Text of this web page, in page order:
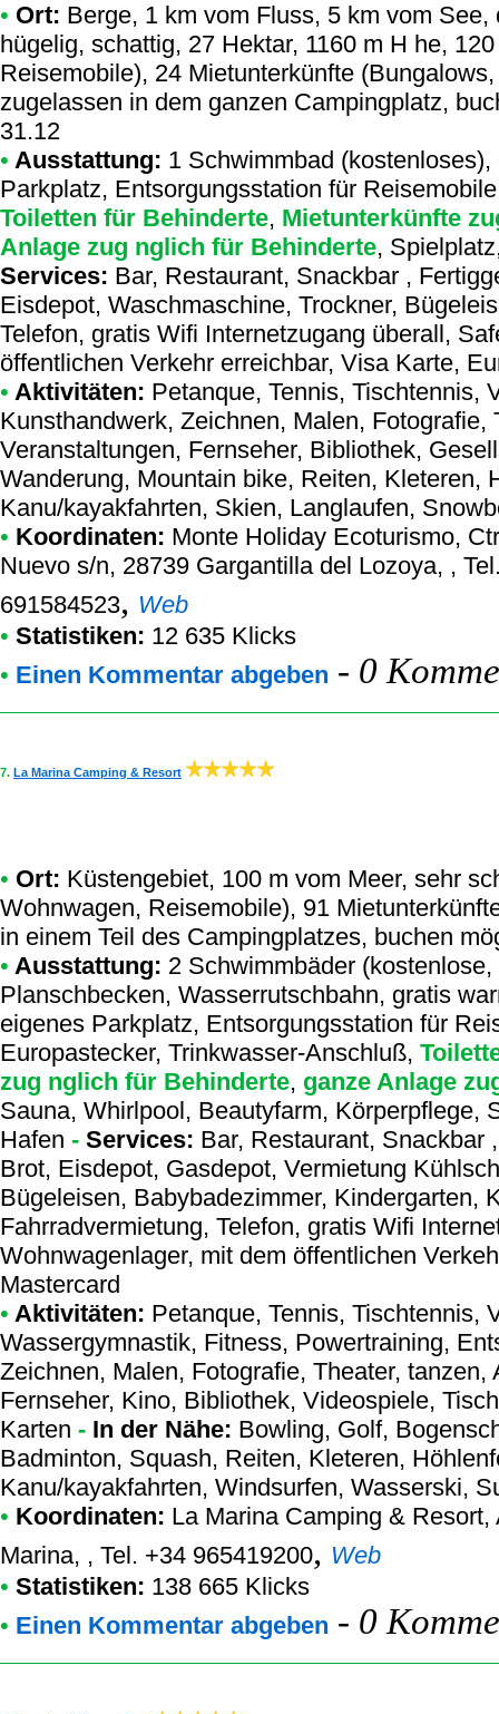
• Ort: Berge, 1 km vom Fluss, 5 km vom
hügelig, schattig, 27 Hektar, 1160 m H he,
Reisemobile), 24 Mietunterkünfte
zugelassen in dem ganzen Campingplatz,
31.12
• Ausstattung: 1 Schwimmbad
Parkplatz, Entsorgungsstation für
Toiletten für Behinderte, Mietunterkünfte
Anlage zug nglich für Behinderte,
Services: Bar, Restaurant, Snackbar ,
Eisdepot, Waschmaschine, Trockner,
Telefon, gratis Wifi Internetzugang überall,
öffentlichen Verkehr erreichbar, Visa Karte,
• Aktivitäten: Petanque, Tennis, Tischtennis,
Kunsthandwerk, Zeichnen, Malen, Fotografie,
Veranstaltungen, Fernseher, Bibliothek,
Wanderung, Mountain bike, Reiten, Kleteren,
Kanu/kayakfahrten, Skien, Langlaufen,
• Koordinaten: Monte Holiday Ecoturismo,
Nuevo s/n, 28739 Gargantilla del Lozoya, ,
691584523, Web
• Statistiken: 12 635 Klicks
• Einen Kommentar abgeben - 0
7. La Marina Camping & Resort
• Ort: Küstengebiet, 100 m vom Meer, sehr
Wohnwagen, Reisemobile), 91
in einem Teil des Campingplatzes, buchen
• Ausstattung: 2 Schwimmbäder
Planschbecken, Wasserrutschbahn, gratis
eigenes Parkplatz, Entsorgungsstation für
Europastecker, Trinkwasser-Anschluß,
zug nglich für Behinderte, ganze Anlage
Sauna, Whirlpool, Beautyfarm, Körperpflege,
Hafen - Services: Bar, Restaurant, Snackbar
Brot, Eisdepot, Gasdepot, Vermietung
Bügeleisen, Babybadezimmer, Kindergarten,
Fahrradvermietung, Telefon, gratis Wifi
Wohnwagenlager, mit dem öffentlichen
Mastercard
• Aktivitäten: Petanque, Tennis, Tischtennis,
Wassergymnastik, Fitness, Powertraining,
Zeichnen, Malen, Fotografie, Theater,
Fernseher, Kino, Bibliothek, Videospiele,
Karten - In der Nähe: Bowling, Golf,
Badminton, Squash, Reiten, Kleteren,
Kanu/kayakfahrten, Windsurfen, Wasserski,
• Koordinaten: La Marina Camping & Resort,
Marina, , Tel. +34 965419200, Web
• Statistiken: 138 665 Klicks
• Einen Kommentar abgeben - 0